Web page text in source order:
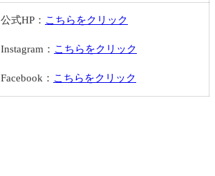
公式HP： こちらをクリック
Instagram： こちらをクリック
Facebook： こちらをクリック